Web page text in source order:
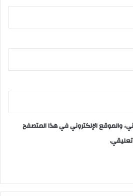
والموقع الإلكتروني في هذا المتصفح